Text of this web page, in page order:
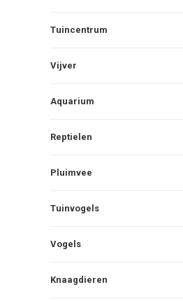
Tuincentrum
Vijver
Aquarium
Reptielen
Pluimvee
Tuinvogels
Vogels
Knaagdieren